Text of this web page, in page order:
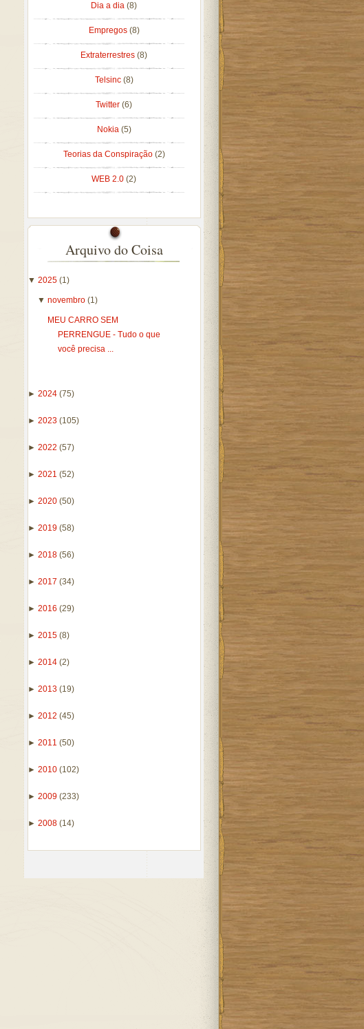
Dia a dia (8)
Empregos (8)
Extraterrestres (8)
Telsinc (8)
Twitter (6)
Nokia (5)
Teorias da Conspiração (2)
WEB 2.0 (2)
Arquivo do Coisa
▼ 2025 (1)
▼ novembro (1)
MEU CARRO SEM
PERRENGUE - Tudo o que
você precisa ...
► 2024 (75)
► 2023 (105)
► 2022 (57)
► 2021 (52)
► 2020 (50)
► 2019 (58)
► 2018 (56)
► 2017 (34)
► 2016 (29)
► 2015 (8)
► 2014 (2)
► 2013 (19)
► 2012 (45)
► 2011 (50)
► 2010 (102)
► 2009 (233)
► 2008 (14)